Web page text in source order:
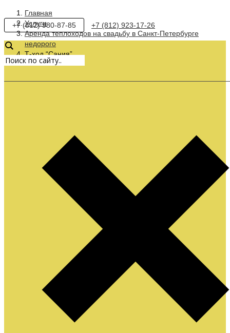
Главная
Услуги
Аренда теплоходов на свадьбу в Санкт-Петербурге
недорого
Т-ход “Сания”
+7 (812) 980-87-85 +7 (812) 923-17-26